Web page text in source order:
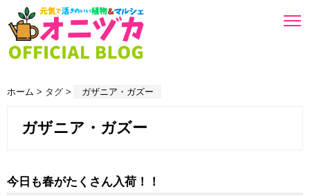
ホーム > タグ > ガザニア・ガズー
ガザニア・ガズー
今日も春がたくさん入荷！！